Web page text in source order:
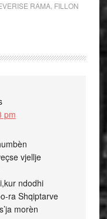
RAMA, FILLON
pm
vjellje
ndodhi
ra Shqiptarve
morèn